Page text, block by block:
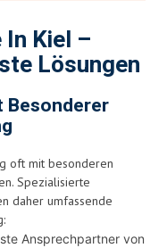
Kiel –
Lösungen
Besonderer
oft mit besonderen
Spezialisierte
daher umfassende
Ansprechpartner von